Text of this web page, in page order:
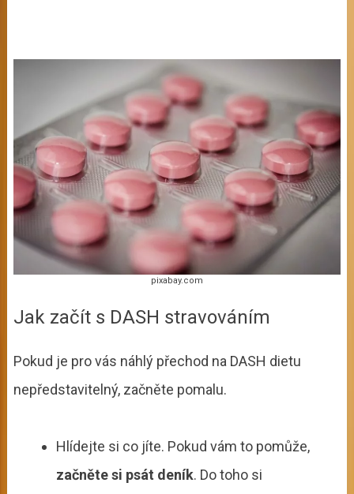
pixabay.com
Jak začít s DASH stravováním
Pokud je pro vás náhlý přechod na DASH dietu
nepředstavitelný, začněte pomalu.
Hlídejte si co jíte. Pokud vám to pomůže,
začněte si psát deník. Do toho si